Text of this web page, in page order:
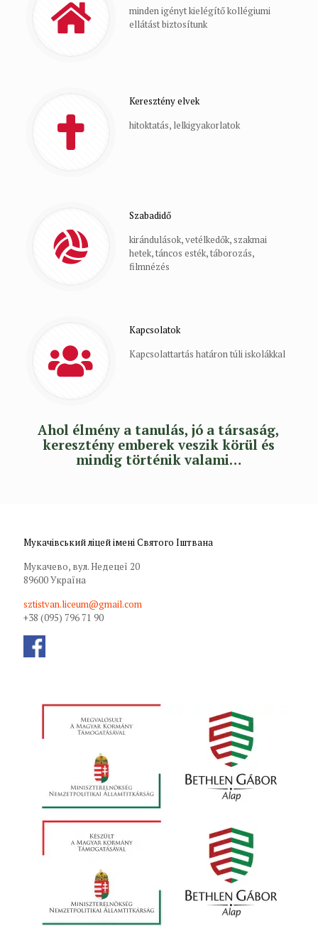
minden igényt kielégítő kollégiumi
ellátást biztosítunk
Keresztény elvek
hitoktatás, lelkigyakorlatok
Szabadidő
kirándulások, vetélkedők, szakmai
hetek, táncos esték, táborozás,
filmnézés
Kapcsolatok
Kapcsolattartás határon túli iskolákkal
Ahol élmény a tanulás, jó a társaság,
keresztény emberek veszik körül és
mindig történik valami…
Мукачівський ліцей імені Святого Іштвана
Мукачево, вул. Недецеї 20
89600 Україна
sztistvan.liceum@gmail.com
+38 (095) 796 71 90